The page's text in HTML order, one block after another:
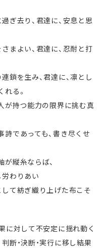
ぎ去り、君達に、安息と思
まよい、君達に、忍耐と打
鎖を生み、君達に、凛とし
る。
が持つ能力の限界に挑む真
であっても、書き尽くせ
縦糸ならば、
わりあい
て紡ぎ織り上げた布こそ
に対して不安定に揺れ動く
断・決断・実行に移し結果